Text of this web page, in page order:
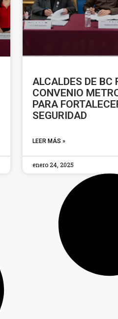
ALCALDES DE BC
CONVENIO
PARA
SEGURIDAD
LEER MÁS »
enero 24, 2025